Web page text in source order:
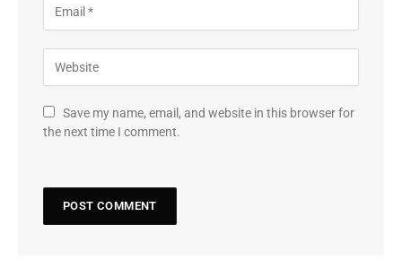
Save my name, email, and website in this browser for
the next time I comment.